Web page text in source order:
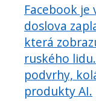
Facebook je
doslova
která
ruského
podvrhy,
produkty AI.